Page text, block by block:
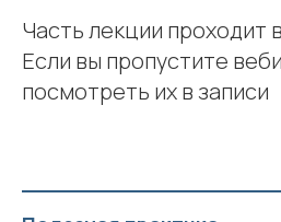
Часть лекции проходит
Если вы пропустите
посмотреть их в записи